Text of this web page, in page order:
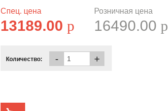
Спец. цена
13189.00p
Розничная цена
16490.00p
Количество: - +